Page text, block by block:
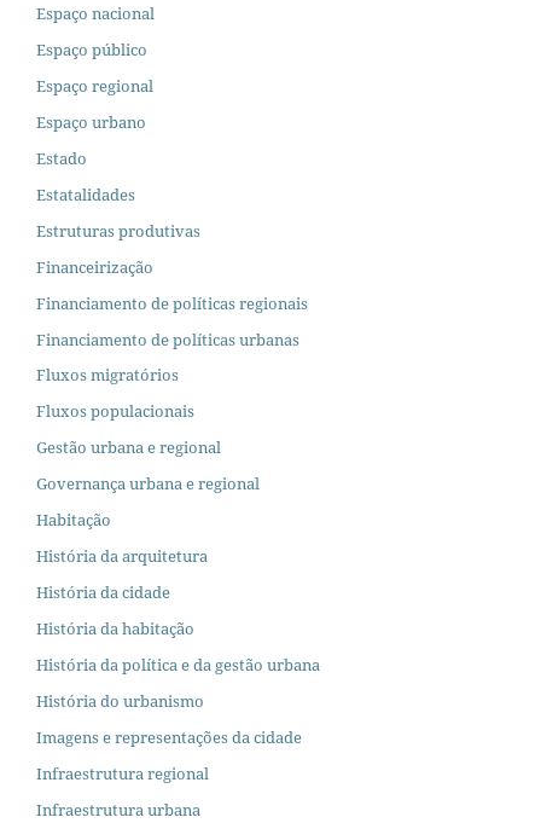
Espaço nacional
Espaço público
Espaço regional
Espaço urbano
Estado
Estatalidades
Estruturas produtivas
Financeirização
Financiamento de políticas regionais
Financiamento de políticas urbanas
Fluxos migratórios
Fluxos populacionais
Gestão urbana e regional
Governança urbana e regional
Habitação
História da arquitetura
História da cidade
História da habitação
História da política e da gestão urbana
História do urbanismo
Imagens e representações da cidade
Infraestrutura regional
Infraestrutura urbana